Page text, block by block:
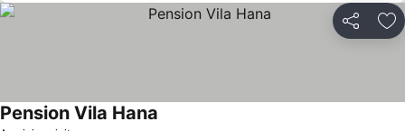
Jaa
Pension Vila Hana